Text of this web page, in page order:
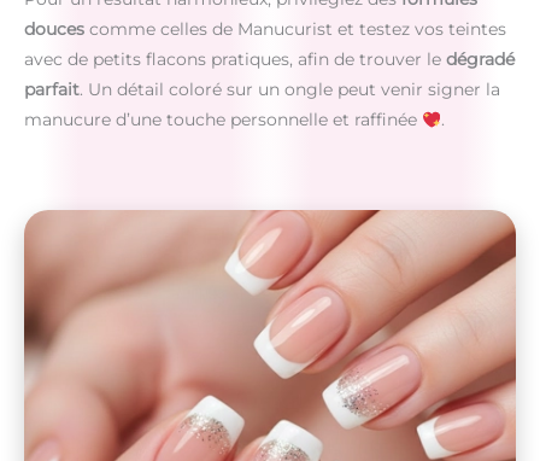
douces comme celles de Manucurist et testez vos teintes
avec de petits flacons pratiques, afin de trouver le dégradé
parfait. Un détail coloré sur un ongle peut venir signer la
manucure d’une touche personnelle et raffinée
.